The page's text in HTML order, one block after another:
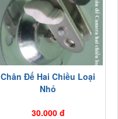
Chân Đế Hai Chiều Loại
Nhỏ
30.000 đ